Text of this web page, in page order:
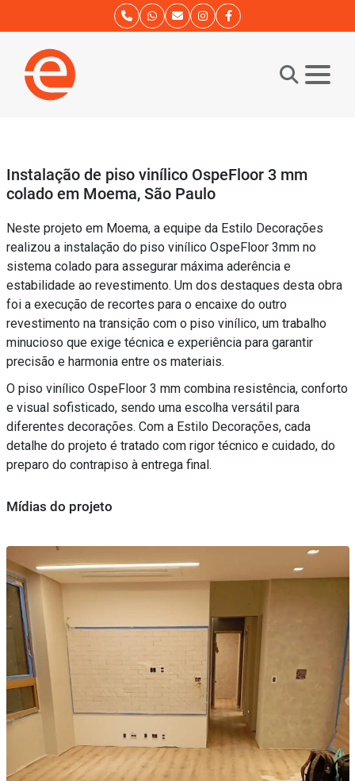
Instalação de piso vinílico OspeFloor 3 mm
colado em Moema, São Paulo
Neste projeto em Moema, a equipe da Estilo Decorações
realizou a instalação do piso vinílico OspeFloor 3mm no
sistema colado para assegurar máxima aderência e
estabilidade ao revestimento. Um dos destaques desta obra
foi a execução de recortes para o encaixe do outro
revestimento na transição com o piso vinílico, um trabalho
minucioso que exige técnica e experiência para garantir
precisão e harmonia entre os materiais.
O piso vinílico OspeFloor 3 mm combina resistência, conforto
e visual sofisticado, sendo uma escolha versátil para
diferentes decorações. Com a Estilo Decorações, cada
detalhe do projeto é tratado com rigor técnico e cuidado, do
preparo do contrapiso à entrega final.
Mídias do projeto